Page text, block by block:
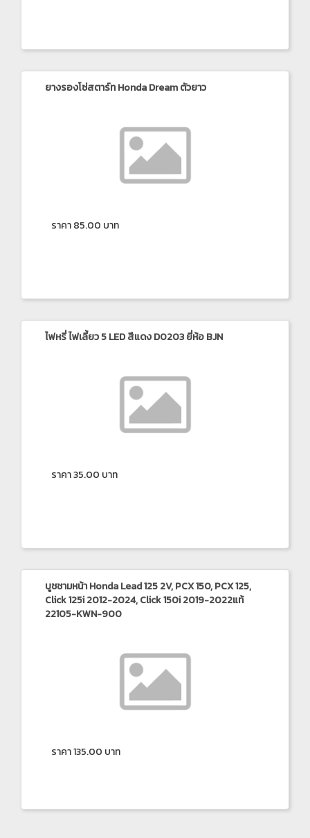
ยางรองโซ่สตาร์ท Honda Dream ตัวยาว
ราคา 85.00 บาท
ไฟหรี่ ไฟเลี้ยว 5 LED สีแดง D0203 ยี่ห้อ BJN
ราคา 35.00 บาท
บูชชามหน้า Honda Lead 125 2V, PCX 150, PCX 125,
Click 125i 2012-2024, Click 150i 2019-2022แท้
22105-KWN-900
ราคา 135.00 บาท